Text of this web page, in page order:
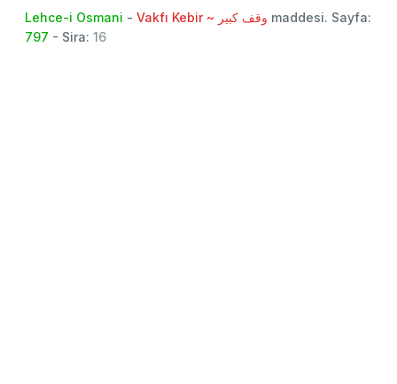
Lehce-i Osmani - Vakfı Kebir ~ وقف كبير maddesi. Sayfa:
797 - Sira: 16